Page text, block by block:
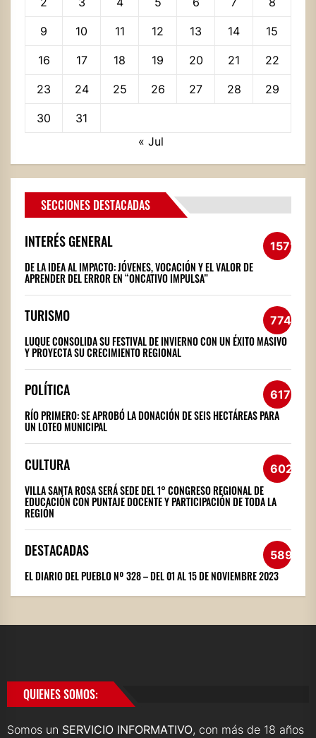
9 10 11 12 13 14 15
16 17 18 19 20 21 22
23 24 25 26 27 28 29
30
31
« Jul
SECCIONES DESTACADAS
INTERÉS GENERAL 1572
DE LA IDEA AL IMPACTO: JÓVENES, VOCACIÓN Y EL VALOR DE
APRENDER DEL ERROR EN “ONCATIVO IMPULSA”
TURISMO 774
LUQUE CONSOLIDA SU FESTIVAL DE INVIERNO CON UN ÉXITO MASIVO
Y PROYECTA SU CRECIMIENTO REGIONAL
POLÍTICA 617
RÍO PRIMERO: SE APROBÓ LA DONACIÓN DE SEIS HECTÁREAS PARA
UN LOTEO MUNICIPAL
CULTURA 602
VILLA SANTA ROSA SERÁ SEDE DEL 1° CONGRESO REGIONAL DE
EDUCACIÓN CON PUNTAJE DOCENTE Y PARTICIPACIÓN DE TODA LA
REGIÓN
DESTACADAS 589
EL DIARIO DEL PUEBLO Nº 328 – DEL 01 AL 15 DE NOVIEMBRE 2023
QUIENES SOMOS:
Somos un SERVICIO INFORMATIVO, con más de 18 años